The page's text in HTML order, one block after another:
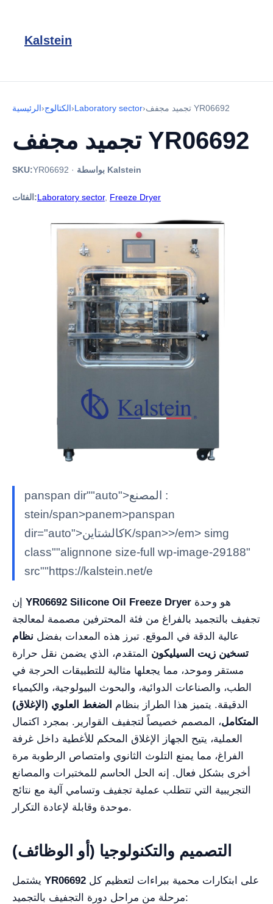
Kalstein
الرئيسية›الكتالوج›Laboratory sector› تجميد مجفف YR06692
تجميد مجفف YR06692
SKU:YR06692 · بواسطة Kalstein
الفئات:Laboratory sector, Freeze Dryer
panspan dir""auto">المصنع :
stein/span>panem>panspan
dir="auto">كالشتاينK/span>>/em> simg
class""alignnone size-full wp-image-29188"
src""https://kalstein.net/e
YR06692 Silicone Oil Freeze Dryer
تجفيف بالتجميد بالفراغ من فئة المحترفين مصممة لمعالجة
عالية الدقة في الموقع. تبرز هذه المعدات بفضل نظام
تسخين زيت السيليكون المتقدم، الذي يضمن نقل حرارة
مستقر وموحد، مما يجعلها مثالية للتطبيقات الحرجة في
الطب، والصناعات الدوائية، والبحوث البيولوجية، والكيمياء
الدقيقة. يتميز هذا الطراز بنظام الضغط العلوي (الإغلاق)
المتكامل، المصمم خصيصاً لتجفيف القوارير. بمجرد اكتمال
العملية، يتيح الجهاز الإغلاق المحكم للأغطية داخل غرفة
الفراغ، مما يمنع التلوث الثانوي وامتصاص الرطوبة مرة
أخرى بشكل فعال. إنه الحل الحاسم للمختبرات والمصانع
التجريبية التي تتطلب عملية تجفيف وتسامي آلية مع نتائج
موحدة وقابلة لإعادة التكرار.
التصميم والتكنولوجيا (أو الوظائف)
YR06692 على ابتكارات محمية ببراءات لتعظيم كل
مرحلة من مراحل دورة التجفيف بالتجميد: